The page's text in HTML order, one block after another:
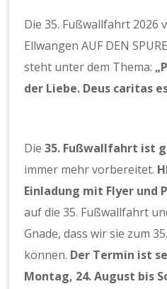
Die 35. Fußwallfahrt 2026
Ellwangen AUF DEN
steht unter dem Thema:
der Liebe. Deus caritas
Die35. Fußwallfahrt ist
immer mehr vorbereitet.
Einladung mit Flyer und
auf die 35. Fußwallfahrt
Gnade, dass wir sie zum
können. Der Termin ist
Montag, 24. August bis